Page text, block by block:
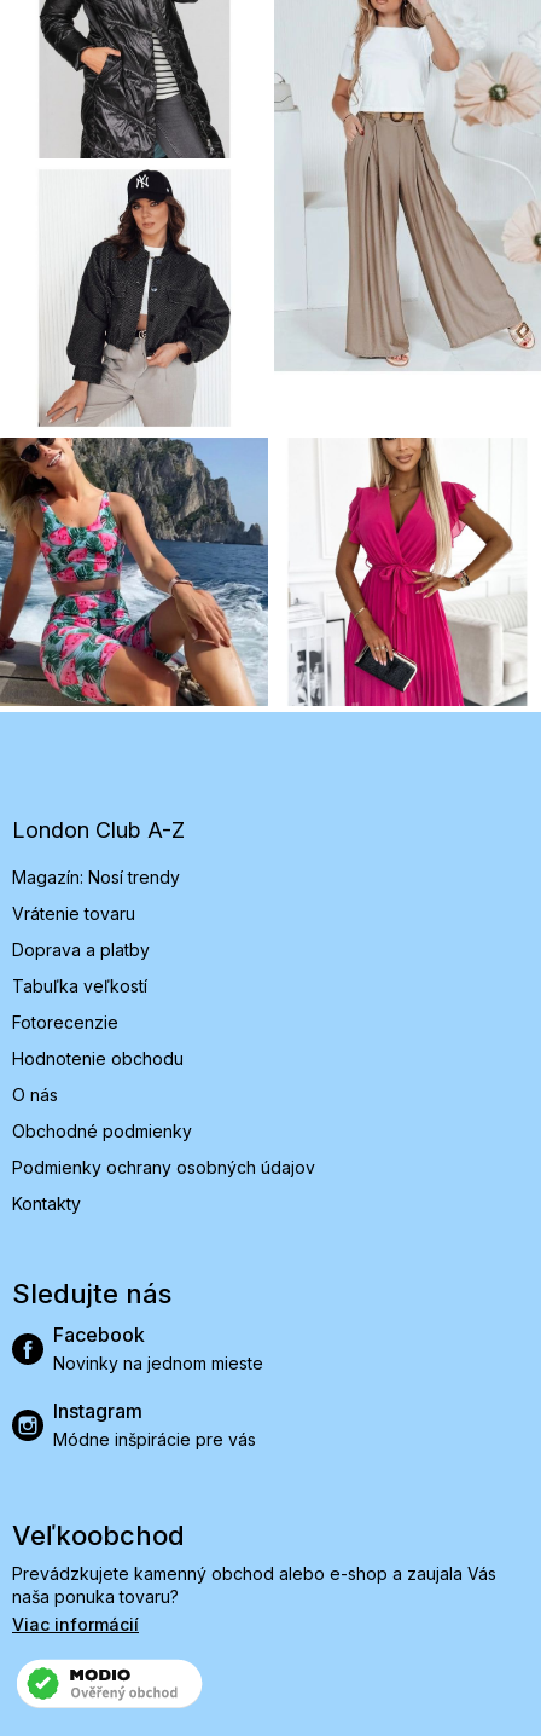
e
London Club A-Z
Magazín: Nosí trendy
Vrátenie tovaru
Doprava a platby
Tabuľka veľkostí
Fotorecenzie
Hodnotenie obchodu
O nás
Obchodné podmienky
Podmienky ochrany osobných údajov
Kontakty
Sledujte nás
Facebook
Novinky na jednom mieste
Instagram
Módne inšpirácie pre vás
Veľkoobchod
Prevádzkujete kamenný obchod alebo e-shop a zaujala Vás
naša ponuka tovaru?
Viac informácií